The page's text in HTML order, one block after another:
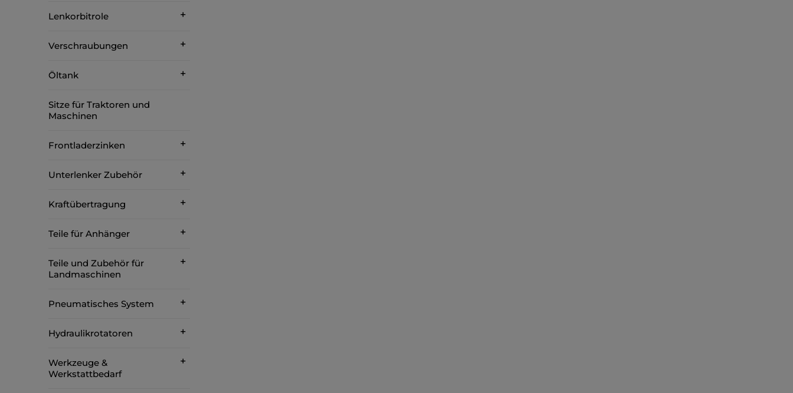
Lenkorbitrole
Verschraubungen
Öltank
Sitze für Traktoren und
Maschinen
Frontladerzinken
Unterlenker Zubehör
Kraftübertragung
Teile für Anhänger
Teile und Zubehör für
Landmaschinen
Pneumatisches System
Hydraulikrotatoren
Werkzeuge &
Werkstattbedarf